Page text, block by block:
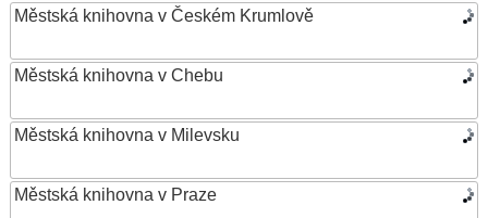
Městská knihovna v Českém Krumlově
Městská knihovna v Chebu
Městská knihovna v Milevsku
Městská knihovna v Praze